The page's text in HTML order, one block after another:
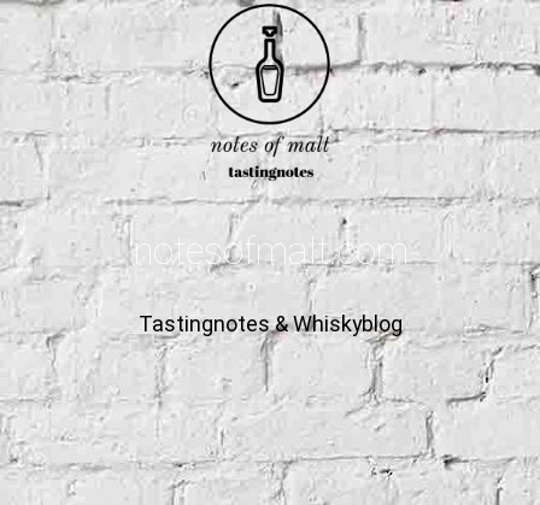
notesofmalt.com
Tastingnotes & Whiskyblog